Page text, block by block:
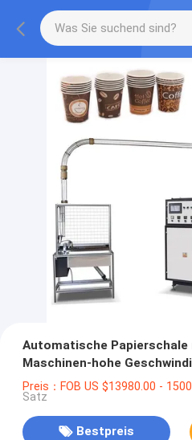
Automatische
Maschinen-hohe
Preis：FOB US $13980.00 -
Satz
Bestpreis